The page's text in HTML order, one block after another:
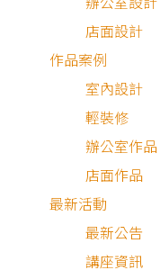
店面設計
作品案例
室內設計
輕裝修
辦公室作品
店面作品
最新活動
最新公告
講座資訊
民眾裝潢要注